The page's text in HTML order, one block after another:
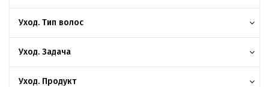
Уход. Тип волос
Уход. Задача
Уход. Продукт